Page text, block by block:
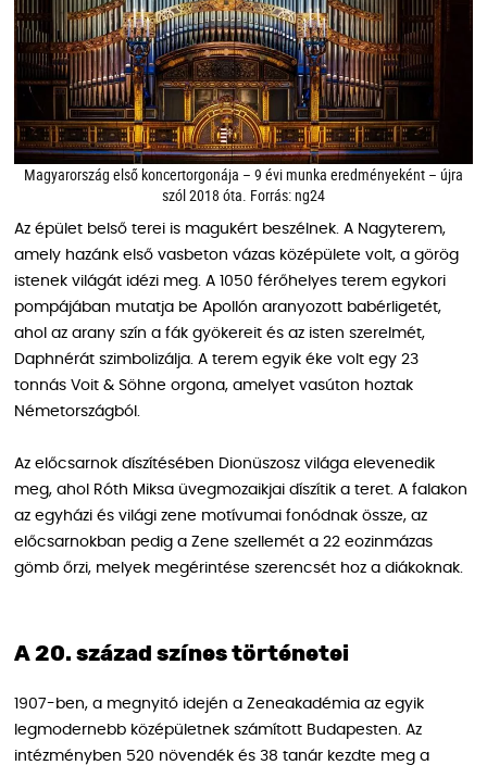
Magyarország első koncertorgonája – 9 évi munka eredményeként – újra
szól 2018 óta. Forrás: ng24
Az épület belső terei is magukért beszélnek. A Nagyterem,
amely hazánk első vasbeton vázas középülete volt, a görög
istenek világát idézi meg. A 1050 férőhelyes terem egykori
pompájában mutatja be Apollón aranyozott babérligetét,
ahol az arany szín a fák gyökereit és az isten szerelmét,
Daphnérát szimbolizálja. A terem egyik éke volt egy 23
tonnás Voit & Söhne orgona, amelyet vasúton hoztak
Németországból.
Az előcsarnok díszítésében Dionüszosz világa elevenedik
meg, ahol Róth Miksa üvegmozaikjai díszítik a teret. A falakon
az egyházi és világi zene motívumai fonódnak össze, az
előcsarnokban pedig a Zene szellemét a 22 eozinmázas
gömb őrzi, melyek megérintése szerencsét hoz a diákoknak.
A 20. század színes történetei
1907-ben, a megnyitó idején a Zeneakadémia az egyik
legmodernebb középületnek számított Budapesten. Az
intézményben 520 növendék és 38 tanár kezdte meg a